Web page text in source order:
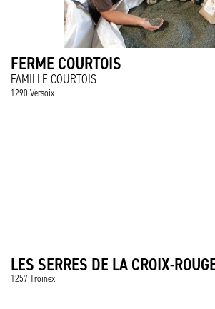
FERME COURTOIS
FAMILLE COURTOIS
1290 Versoix
LES SERRES DE LA CROIX-
1257 Troinex